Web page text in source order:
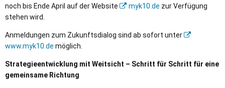
noch bis Ende April auf der Website
myk10.de zur Verfügung
stehen wird.
Anmeldungen zum Zukunftsdialog sind ab sofort unter
www.myk10.de möglich.
Strategieentwicklung mit Weitsicht – Schritt für Schritt für eine
gemeinsame Richtung